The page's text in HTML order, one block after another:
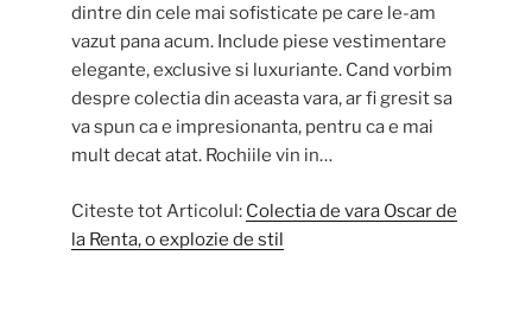
dintre din cele mai sofisticate pe care le-am
vazut pana acum. Include piese vestimentare
elegante, exclusive si luxuriante. Cand vorbim
despre colectia din aceasta vara, ar fi gresit sa
va spun ca e impresionanta, pentru ca e mai
mult decat atat. Rochiile vin in…
Citeste tot Articolul: Colectia de vara Oscar de
la Renta, o explozie de stil